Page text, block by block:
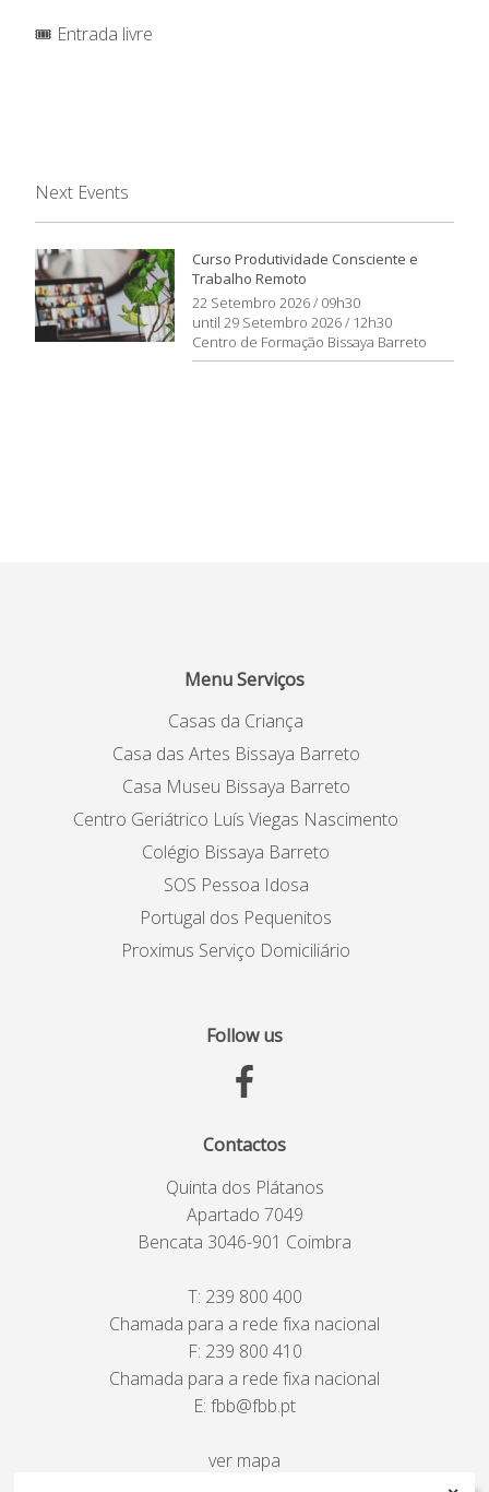
🎟️ Entrada livre
Next Events
Curso Produtividade Consciente e
Trabalho Remoto
22 Setembro 2026 / 09h30
until 29 Setembro 2026 / 12h30
Centro de Formação Bissaya Barreto
Menu Serviços
Casas da Criança
Casa das Artes Bissaya Barreto
Casa Museu Bissaya Barreto
Centro Geriátrico Luís Viegas Nascimento
Colégio Bissaya Barreto
SOS Pessoa Idosa
Portugal dos Pequenitos
Proximus Serviço Domiciliário
Follow us
Contactos
Quinta dos Plátanos
Apartado 7049
Bencata 3046-901 Coimbra
T: 239 800 400
Chamada para a rede fixa nacional
F: 239 800 410
Chamada para a rede fixa nacional
E: fbb@fbb.pt
ver mapa